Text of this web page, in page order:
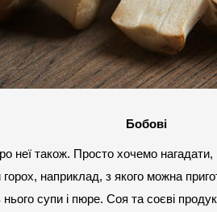
Бобові
неї також. Просто хочемо
горох, наприклад, з якого можна
супи і пюре. Соя та соєві